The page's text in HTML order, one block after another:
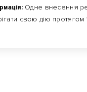
Одне внесення
свою дію протягом